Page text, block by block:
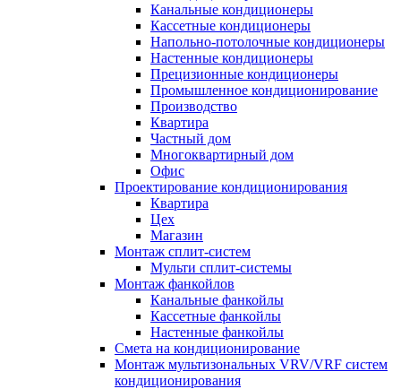
Канальные кондиционеры
Кассетные кондиционеры
Напольно-потолочные кондиционеры
Настенные кондиционеры
Прецизионные кондиционеры
Промышленное кондиционирование
Производство
Квартира
Частный дом
Многоквартирный дом
Офис
Проектирование кондиционирования
Квартира
Цех
Магазин
Монтаж сплит-систем
Мульти сплит-системы
Монтаж фанкойлов
Канальные фанкойлы
Кассетные фанкойлы
Настенные фанкойлы
Смета на кондиционирование
Монтаж мультизональных VRV/VRF систем
кондиционирования